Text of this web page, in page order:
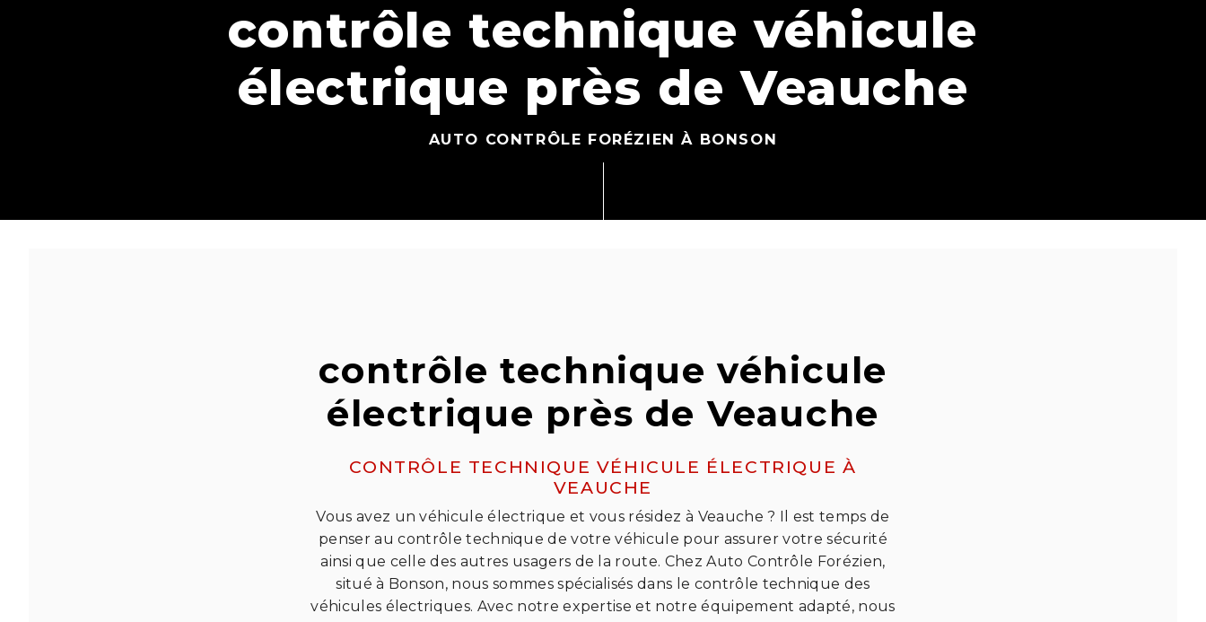
contrôle technique véhicule
électrique près de Veauche
AUTO CONTRÔLE FORÉZIEN À BONSON
contrôle technique véhicule
électrique près de Veauche
CONTRÔLE TECHNIQUE VÉHICULE ÉLECTRIQUE À
VEAUCHE
Vous avez un véhicule électrique et vous résidez à Veauche ? Il est temps de
penser au contrôle technique de votre véhicule pour assurer votre sécurité
ainsi que celle des autres usagers de la route. Chez Auto Contrôle Forézien,
situé à Bonson, nous sommes spécialisés dans le contrôle technique des
véhicules électriques. Avec notre expertise et notre équipement adapté, nous